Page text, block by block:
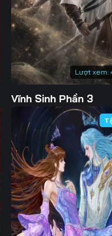
Tập 139
Tập 146
Tập 153
Tập 160
Tập 167
Tập 174
Tập 181
Tập 188
Tập 195
Lượt xem:
Vĩnh Sinh Phần 3